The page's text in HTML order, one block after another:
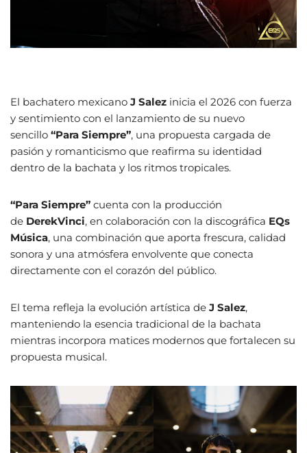
El bachatero mexicano J Salez inicia el 2026 con fuerza
y sentimiento con el lanzamiento de su nuevo
sencillo “Para Siempre”, una propuesta cargada de
pasión y romanticismo que reafirma su identidad
dentro de la bachata y los ritmos tropicales.
“Para Siempre” cuenta con la producción
de DerekVinci, en colaboración con la discográfica EQs
Música, una combinación que aporta frescura, calidad
sonora y una atmósfera envolvente que conecta
directamente con el corazón del público.
El tema refleja la evolución artística de J Salez,
manteniendo la esencia tradicional de la bachata
mientras incorpora matices modernos que fortalecen su
propuesta musical.